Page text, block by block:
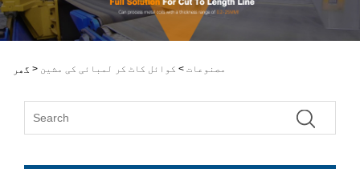
گھر > مصنوعات > کوائل کاٹ کر لمبائی کی مشین